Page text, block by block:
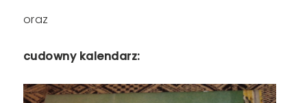
oraz
cudowny kalendarz: